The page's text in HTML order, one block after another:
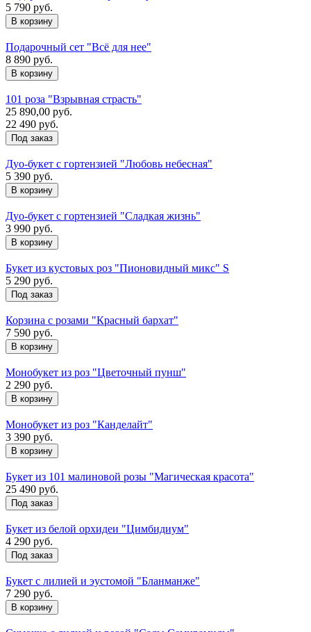
5 790 руб.
Подарочный сет "Всё для нее"
8 890 руб.
101 роза "Взрывная страсть"
25 890,00 руб.
22 490 руб.
Под заказ
Дуо-букет с гортензией "Любовь небесная"
5 390 руб.
Дуо-букет с гортензией "Сладкая жизнь"
3 990 руб.
Букет из кустовых роз "Пионовидный микс" S
5 290 руб.
Под заказ
Корзина с розами "Красный бархат"
7 590 руб.
Монобукет из роз "Цветочный пунш"
2 290 руб.
Монобукет из роз "Канделайт"
3 390 руб.
Букет из 101 малиновой розы "Магическая красота"
25 490 руб.
Под заказ
Букет из белой орхидеи "Цимбидиум"
4 290 руб.
Под заказ
Букет с лилией и эустомой "Бланманже"
7 290 руб.